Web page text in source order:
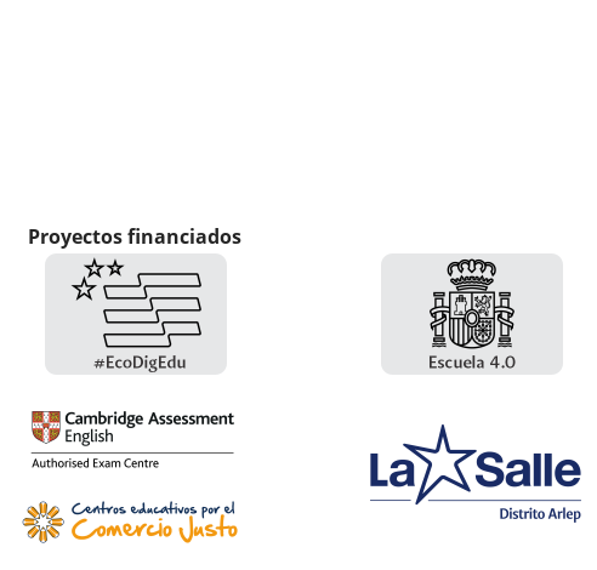
Proyectos financiados